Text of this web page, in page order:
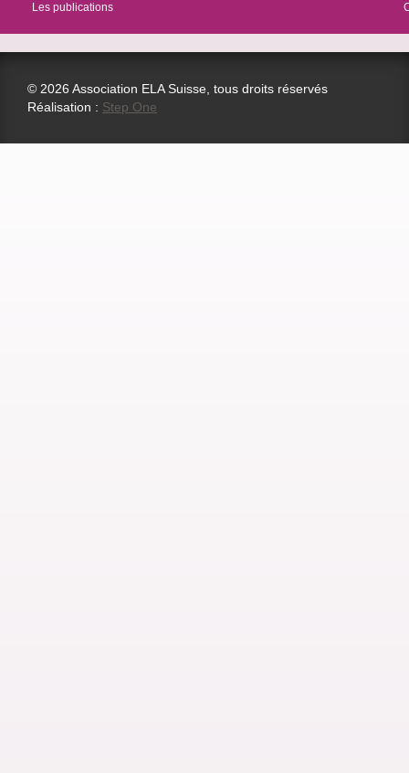
Les publications
© 2026 Association ELA Suisse, tous droits réservés
Réalisation : Step One